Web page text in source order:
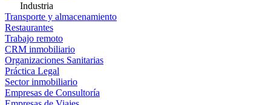
Industria
Transporte y almacenamiento
Restaurantes
Trabajo remoto
CRM inmobiliario
Organizaciones Sanitarias
Práctica Legal
Sector inmobiliario
Empresas de Consultoría